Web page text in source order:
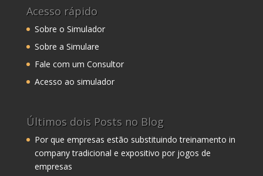
Acesso rápido
Sobre o Simulador
Sobre a Simulare
Fale com um Consultor
Acesso ao simulador
Últimos dois Posts no Blog
Por que empresas estão substituindo treinamento in
company tradicional e expositivo por jogos de
empresas